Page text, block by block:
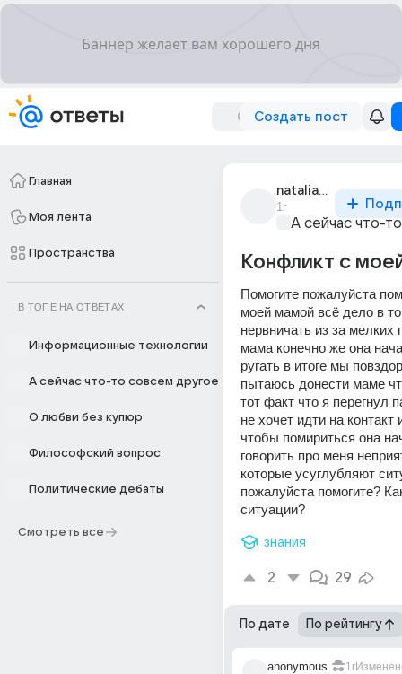
Создать пост
Главная
Моя лента
Пространства
В ТОПЕ НА ОТВЕТАХ
Информационные технологии
А сейчас что-то совсем другое
О любви без купюр
Философский вопрос
Политические дебаты
Смотреть все
nataliaveisova
1г
А сейчас что-
Конфликт с
Помогите пожалуйста
моей мамой всё дело в
нервничать из за мелких
мама конечно же она
ругать в итоге мы
пытаюсь донести маме
тот факт что я перегнул
не хочет идти на контакт
чтобы помириться она
говорить про меня
которые усуглубляют
пожалуйста помогите?
ситуации?
знания
2 29
По дате По рейтингу
anonymous 1г